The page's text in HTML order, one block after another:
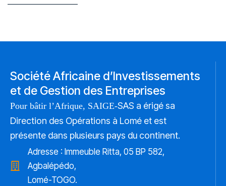
Société Africaine d’Investissements
et de Gestion des Entreprises
Pour bâtir l’Afrique, SAIGE-SAS a érigé sa
Direction des Opérations à Lomé et est
présente dans plusieurs pays du continent.
Adresse : Immeuble Ritta, 05 BP 582,
Agbalépédo,
Lomé-TOGO.